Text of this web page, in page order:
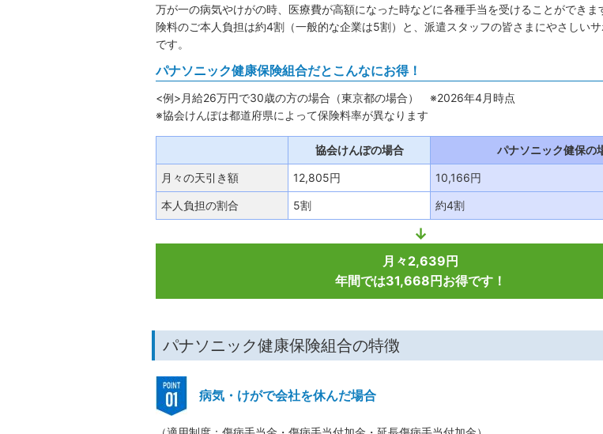
万が一の病気やけがの時、医療費が高額になった時などに各種手当を受けることができま
険料のご本人負担は約4割（一般的な企業は5割）と、派遣スタッフの皆さまにやさしい
です。
パナソニック健康保険組合だとこんなにお得！
<例>月給26万円で30歳の方の場合（東京都の場合） ※2026年4月時点
※協会けんぽは都道府県によって保険料率が異なります
協会けんぽの場合 パナソニック健保の
月々の天引き額 12,805円 10,166円
本人負担の割合 5割 約4割
月々2,639円
年間では31,668円お得です！
パナソニック健康保険組合の特徴
病気・けがで会社を休んだ場合